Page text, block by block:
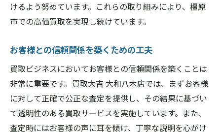
けるよう努めています。これらの取り組みにより、橿原
市での高価買取を実現し続けています。
お客様との信頼関係を築くための工夫
買取ビジネスにおいてお客様との信頼関係を築くことは
非常に重要です。買取大吉 大和八木店では、まずお客様
に対して正確で公正な査定を提供し、その結果に基づい
て透明性のある買取サービスを実施しています。また、
査定時にはお客様の声に耳を傾け、丁寧な説明を心がけ